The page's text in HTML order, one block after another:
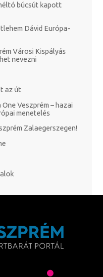
búcsút kapott
Dávid Európa-
Városi Kispályás
nevezni
az út
Veszprém – hazai
menetelés
Zalaegerszegen!